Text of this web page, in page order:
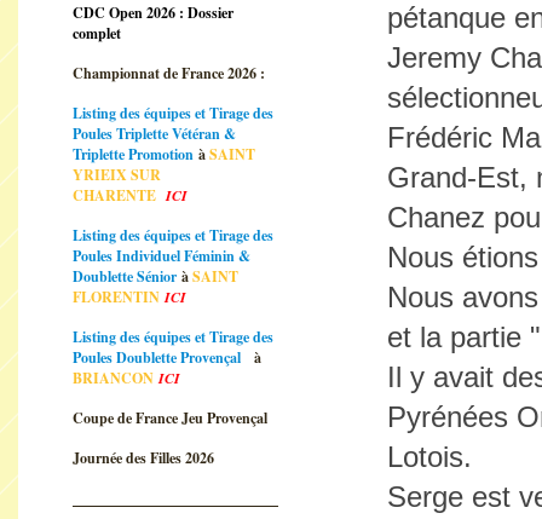
CDC Open 2026 : Dossier
complet
Championnat de France 2026 :
Listing des équipes et Tirage des
Poules Triplette Vétéran &
Triplette Promotion àSAINT
YRIEIX SUR
CHARENTEICI
Listing des équipes et Tirage des
Poules Individuel Féminin &
Doublette Sénior àSAINT
FLORENTINICI
Listing des équipes et Tirage des
Poules Doublette Provençal
à
BRIANCONICI
Coupe de France Jeu Provençal
Journée des Filles 2026
pétanque
Jeremy
Frédéric
Grand-Est,
Chanez
Nous
Nous
et la partie
Il y avait
Pyrénées
Lotois.
Serge est